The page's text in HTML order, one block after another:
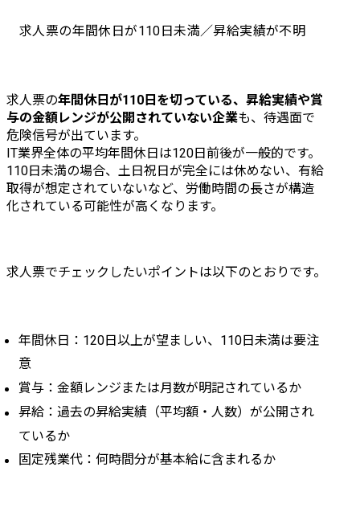
求人票の年間休日が110日未満／昇給実績が不明
求人票の年間休日が110日を切っている、昇給実績や賞
与の金額レンジが公開されていない企業も、待遇面で
危険信号が出ています。
IT業界全体の平均年間休日は120日前後が一般的です。
110日未満の場合、土日祝日が完全には休めない、有給
取得が想定されていないなど、労働時間の長さが構造
化されている可能性が高くなります。
求人票でチェックしたいポイントは以下のとおりです。
年間休日：120日以上が望ましい、110日未満は要注
意
賞与：金額レンジまたは月数が明記されているか
昇給：過去の昇給実績（平均額・人数）が公開され
ているか
固定残業代：何時間分が基本給に含まれるか